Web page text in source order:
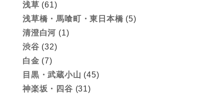
浅草 (61)
浅草橋・馬喰町・東日本橋 (5)
清澄白河 (1)
渋谷 (32)
白金 (7)
目黒・武蔵小山 (45)
神楽坂・四谷 (31)